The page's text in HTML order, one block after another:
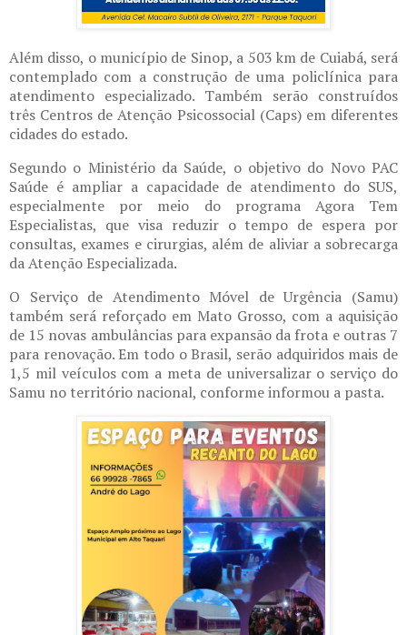
Além disso, o município de Sinop, a 503 km de Cuiabá, será
contemplado com a construção de uma policlínica para
atendimento especializado. Também serão construídos
três Centros de Atenção Psicossocial (Caps) em diferentes
cidades do estado.
Segundo o Ministério da Saúde, o objetivo do Novo PAC
Saúde é ampliar a capacidade de atendimento do SUS,
especialmente por meio do programa Agora Tem
Especialistas, que visa reduzir o tempo de espera por
consultas, exames e cirurgias, além de aliviar a sobrecarga
da Atenção Especializada.
O Serviço de Atendimento Móvel de Urgência (Samu)
também será reforçado em Mato Grosso, com a aquisição
de 15 novas ambulâncias para expansão da frota e outras 7
para renovação. Em todo o Brasil, serão adquiridos mais de
1,5 mil veículos com a meta de universalizar o serviço do
Samu no território nacional, conforme informou a pasta.